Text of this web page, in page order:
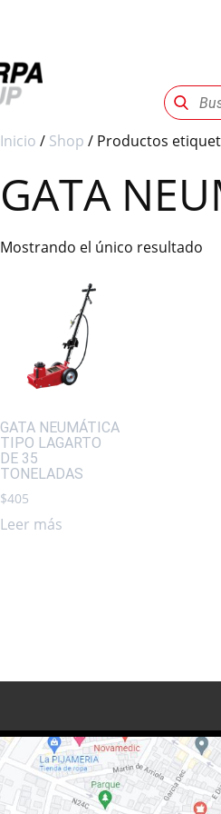
Inicio / Shop / Productos
GATA
Mostrando el único resultado
GATA NEUMÁTICA
TIPO LAGARTO
DE 35
TONELADAS
$405
Leer más